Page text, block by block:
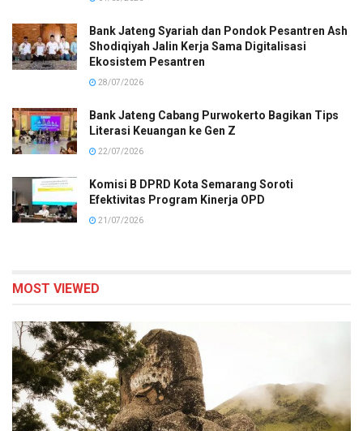
Bank Jateng Syariah dan Pondok Pesantren Ash
Shodiqiyah Jalin Kerja Sama Digitalisasi
Ekosistem Pesantren
28/07/2026
Bank Jateng Cabang Purwokerto Bagikan Tips
Literasi Keuangan ke Gen Z
22/07/2026
Komisi B DPRD Kota Semarang Soroti
Efektivitas Program Kinerja OPD
21/07/2026
MOST VIEWED